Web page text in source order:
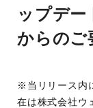
ップデ
からのご
※当リリース内
在は株式会社ウ